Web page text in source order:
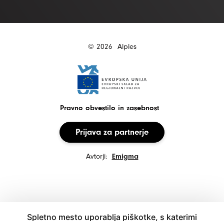
© 2026 Alples
Pravno obvestilo in zasebnost
Prijava za partnerje
Avtorji: Emigma
Spletno mesto uporablja piškotke, s katerimi